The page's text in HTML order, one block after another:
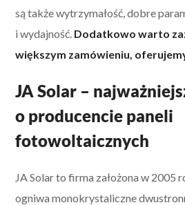
są także wytrzymałość, dobre
i wydajność. Dodatkowo warto
większym zamówieniu,
JA Solar –
o producencie paneli
fotowoltaicznych
JA Solar to firma założona w 2005
ogniwa monokrystaliczne